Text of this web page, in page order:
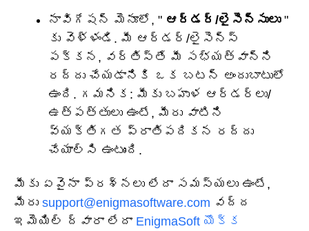
నావిగేషన్ మెనూలో, " ఆర్డర్/లైసెన్సులు"
కు వెళ్ళండి. మీ ఆర్డర్/లైసెన్స్
పక్కన, వర్తిస్తే మీ సభ్యత్వాన్ని
రద్దు చేయడానికి ఒక బటన్ అందుబాటులో
ఉంది. గమనిక: మీకు బహుళ ఆర్డర్లు/
ఉత్పత్తులు ఉంటే, మీరు వాటిని
వ్యక్తిగత ప్రాతిపదికన రద్దు
చేయాల్సి ఉంటుంది.
మీకు ఏవైనా ప్రశ్నలు లేదా సమస్యలు ఉంటే,
మీరు support@enigmasoftware.com వద్ద
ఇమెయిల్ ద్వారా లేదా EnigmaSoft యొక్క